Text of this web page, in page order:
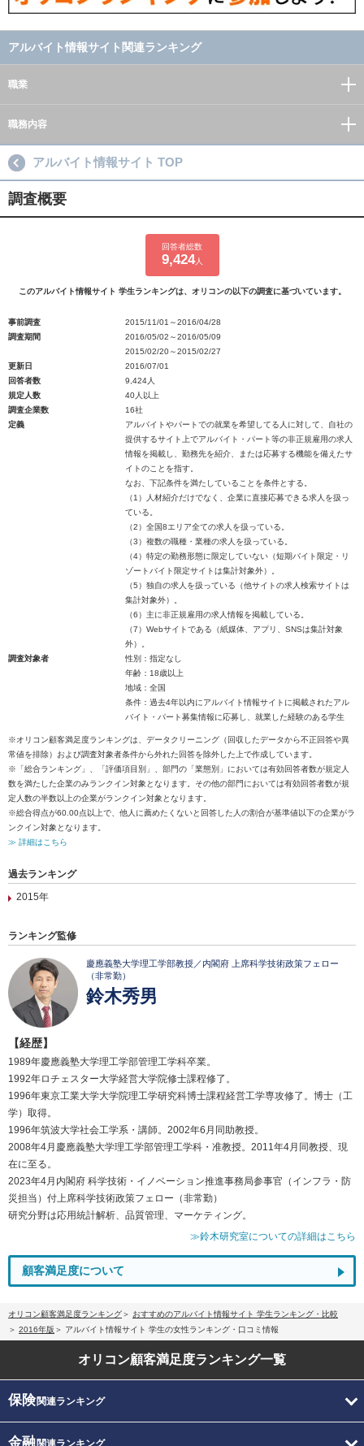
アルバイト情報サイト関連ランキング
職業
職務内容
アルバイト情報サイト TOP
調査概要
回答者総数
9,424人
このアルバイト情報サイト 学生ランキングは、オリコンの以下の調査に基づいています。
事前調査
2015/11/01～2016/04/28
調査期間
2016/05/02～2016/05/09
2015/02/20～2015/02/27
更新日
2016/07/01
回答者数
9,424人
規定人数
40人以上
調査企業数
16社
定義
アルバイトやパートでの就業を希望してる人に対して、自社の
提供するサイト上でアルバイト・パート等の非正規雇用の求人
情報を掲載し、勤務先を紹介、または応募する機能を備えたサ
イトのことを指す。
なお、下記条件を満たしていることを条件とする。
（1）人材紹介だけでなく、企業に直接応募できる求人を扱っ
ている。
（2）全国8エリア全ての求人を扱っている。
（3）複数の職種・業種の求人を扱っている。
（4）特定の勤務形態に限定していない（短期バイト限定・リ
ゾートバイト限定サイトは集計対象外）。
（5）独自の求人を扱っている（他サイトの求人検索サイトは
集計対象外）。
（6）主に非正規雇用の求人情報を掲載している。
（7）Webサイトである（紙媒体、アプリ、SNSは集計対象
外）。
調査対象者
性別：指定なし
年齢：18歳以上
地域：全国
条件：過去4年以内にアルバイト情報サイトに掲載されたアル
バイト・パート募集情報に応募し、就業した経験のある学生
※オリコン顧客満足度ランキングは、データクリーニング（回収したデータから不正回答や異
常値を排除）および調査対象者条件から外れた回答を除外した上で作成しています。
※「総合ランキング」、「評価項目別」、部門の「業態別」においては有効回答者数が規定人
数を満たした企業のみランクイン対象となります。その他の部門においては有効回答者数が規
定人数の半数以上の企業がランクイン対象となります。
※総合得点が60.00点以上で、他人に薦めたくないと回答した人の割合が基準値以下の企業がラ
ンクイン対象となります。
≫ 詳細はこちら
過去ランキング
2015年
ランキング監修
慶應義塾大学理工学部教授／内閣府 上席科学技術政策フェロー
（非常勤）
鈴木秀男
【経歴】
1989年慶應義塾大学理工学部管理工学科卒業。
1992年ロチェスター大学経営大学院修士課程修了。
1996年東京工業大学大学院理工学研究科博士課程経営工学専攻修了。博士（工
学）取得。
1996年筑波大学社会工学系・講師。2002年6月同助教授。
2008年4月慶應義塾大学理工学部管理工学科・准教授。2011年4月同教授、現
在に至る。
2023年4月内閣府 科学技術・イノベーション推進事務局参事官（インフラ・防
災担当）付上席科学技術政策フェロー（非常勤）
研究分野は応用統計解析、品質管理、マーケティング。
≫鈴木研究室についての詳細はこちら
顧客満足度について
オリコン顧客満足度ランキング
おすすめのアルバイト情報サイト 学生ランキング・比較
2016年版
アルバイト情報サイト 学生の女性ランキング・口コミ情報
オリコン顧客満足度ランキング一覧
保険関連ランキング
金融